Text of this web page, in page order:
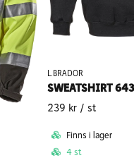
L.BRADOR
SWEATSHIRT
239 kr / st
Finns i lager
4 st